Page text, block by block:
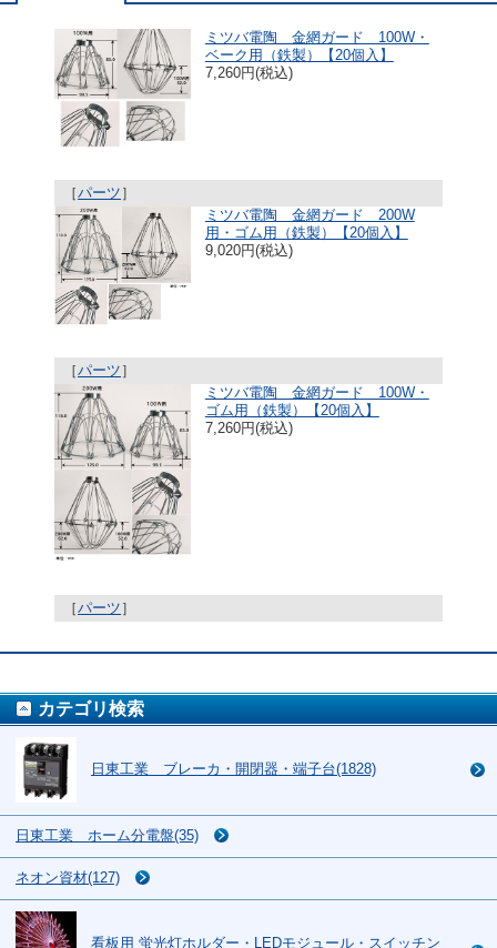
ミツバ電陶 金網ガード 100W・
ベーク用（鉄製）【20個入】
7,260円(税込)
［パーツ ］
ミツバ電陶 金網ガード 200W
用・ゴム用（鉄製）【20個入】
9,020円(税込)
［パーツ ］
ミツバ電陶 金網ガード 100W・
ゴム用（鉄製）【20個入】
7,260円(税込)
［パーツ ］
カテゴリ検索
日東工業 ブレーカ・開閉器・端子台(1828)
日東工業 ホーム分電盤(35)
ネオン資材(127)
看板用 蛍光灯ホルダー・LEDモジュール・スイッチン